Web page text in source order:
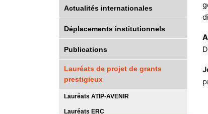
Actualités internationales
Déplacements institutionnels
Publications
Lauréats de projet de grants
prestigieux
Lauréats ATIP-AVENIR
Lauréats ERC